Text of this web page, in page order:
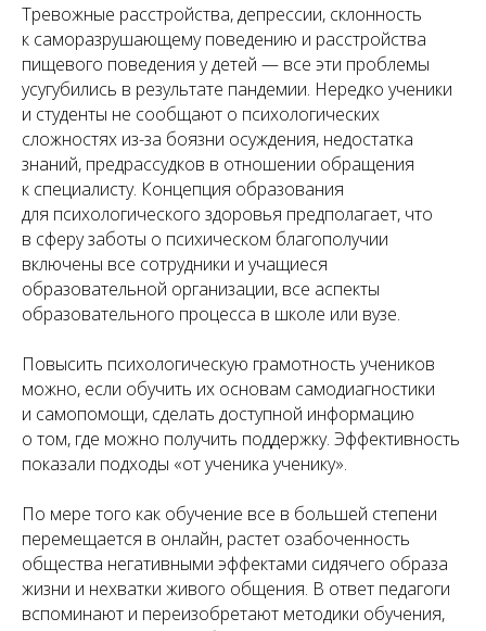
Тревожные расстройства, депрессии, склонность
к саморазрушающему поведению и расстройства
пищевого поведения у детей — все эти проблемы
усугубились в результате пандемии. Нередко ученики
и студенты не сообщают о психологических
сложностях из-за боязни осуждения, недостатка
знаний, предрассудков в отношении обращения
к специалисту. Концепция образования
для психологического здоровья предполагает, что
в сферу заботы о психическом благополучии
включены все сотрудники и учащиеся
образовательной организации, все аспекты
образовательного процесса в школе или вузе.
Повысить психологическую грамотность учеников
можно, если обучить их основам самодиагностики
и самопомощи, сделать доступной информацию
о том, где можно получить поддержку. Эффективность
показали подходы «от ученика ученику».
По мере того как обучение все в большей степени
перемещается в онлайн, растет озабоченность
общества негативными эффектами сидячего образа
жизни и нехватки живого общения. В ответ педагоги
вспоминают и переизобретают методики обучения,